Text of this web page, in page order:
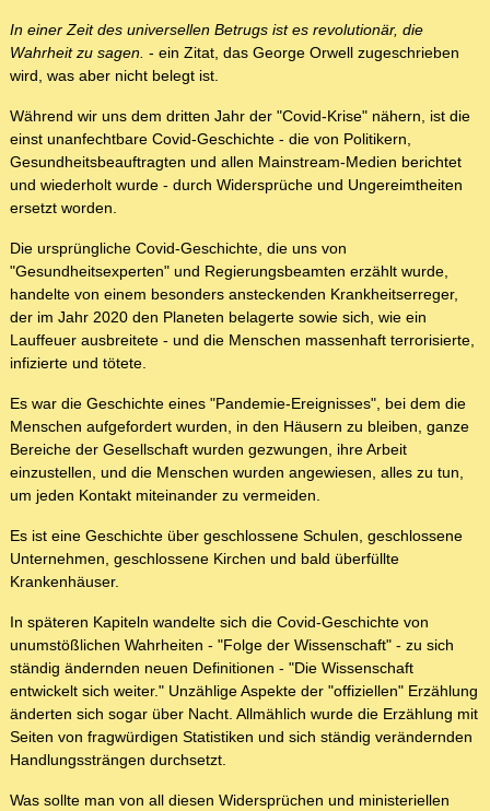
In einer Zeit des universellen Betrugs ist es revolutionär, die
Wahrheit zu sagen. - ein Zitat, das George Orwell zugeschrieben
wird, was aber nicht belegt ist.
Während wir uns dem dritten Jahr der "Covid-Krise" nähern, ist die
einst unanfechtbare Covid-Geschichte - die von Politikern,
Gesundheitsbeauftragten und allen Mainstream-Medien berichtet
und wiederholt wurde - durch Widersprüche und Ungereimtheiten
ersetzt worden.
Die ursprüngliche Covid-Geschichte, die uns von
"Gesundheitsexperten" und Regierungsbeamten erzählt wurde,
handelte von einem besonders ansteckenden Krankheitserreger,
der im Jahr 2020 den Planeten belagerte sowie sich, wie ein
Lauffeuer ausbreitete - und die Menschen massenhaft terrorisierte,
infizierte und tötete.
Es war die Geschichte eines "Pandemie-Ereignisses", bei dem die
Menschen aufgefordert wurden, in den Häusern zu bleiben, ganze
Bereiche der Gesellschaft wurden gezwungen, ihre Arbeit
einzustellen, und die Menschen wurden angewiesen, alles zu tun,
um jeden Kontakt miteinander zu vermeiden.
Es ist eine Geschichte über geschlossene Schulen, geschlossene
Unternehmen, geschlossene Kirchen und bald überfüllte
Krankenhäuser.
In späteren Kapiteln wandelte sich die Covid-Geschichte von
unumstößlichen Wahrheiten - "Folge der Wissenschaft" - zu sich
ständig ändernden neuen Definitionen - "Die Wissenschaft
entwickelt sich weiter." Unzählige Aspekte der "offiziellen" Erzählung
änderten sich sogar über Nacht. Allmählich wurde die Erzählung mit
Seiten von fragwürdigen Statistiken und sich ständig verändernden
Handlungssträngen durchsetzt.
Was sollte man von all diesen Widersprüchen und ministeriellen